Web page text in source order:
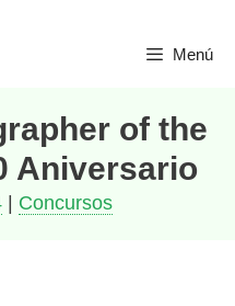
Menú
of the
Aniversario
| Concursos